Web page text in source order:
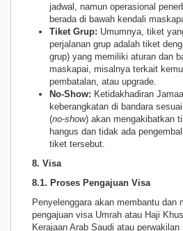
jadwal, namun operasional
berada di bawah kendali
Tiket Grup: Umumnya, tiket
perjalanan grup adalah tiket
grup) yang memiliki aturan dan
maskapai, misalnya terkait
pembatalan, atau upgrade.
No-Show: Ketidakhadiran
keberangkatan di bandara
(no-show) akan mengakibatkan
hangus dan tidak ada
tiket tersebut.
8. Visa
8.1. Proses Pengajuan Visa
Penyelenggara akan membantu dan
pengajuan visa Umrah atau Haji
Kerajaan Arab Saudi atau